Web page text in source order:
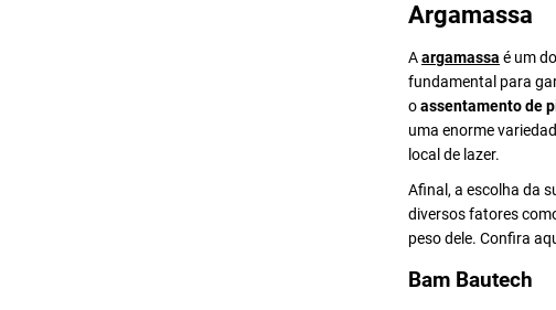
Argamassa
Aargamassa é um
fundamental para
oassentamento de
uma enorme
local de lazer.
Afinal, a escolha da
diversos fatores
peso dele. Confira
Bam Bautech